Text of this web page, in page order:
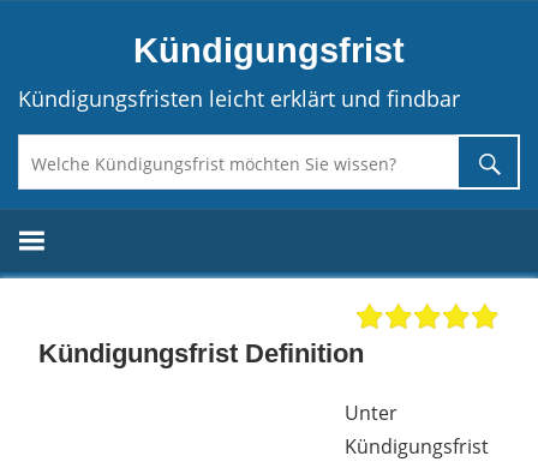
Kündigungsfrist
Kündigungsfristen leicht erklärt und findbar
Kündigungsfrist Definition
Unter
Kündigungsfrist